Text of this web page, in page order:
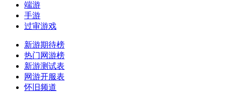
端游
手游
过审游戏
新游期待榜
热门网游榜
新游测试表
网游开服表
怀旧频道